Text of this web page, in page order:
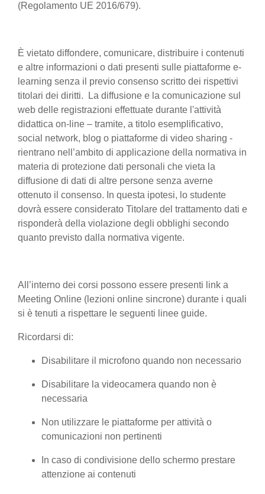
(Regolamento UE 2016/679).
È vietato diffondere, comunicare, distribuire i contenuti
e altre informazioni o dati presenti sulle piattaforme e-
learning senza il previo consenso scritto dei rispettivi
titolari dei diritti. La diffusione e la comunicazione sul
web delle registrazioni effettuate durante l'attività
didattica on-line – tramite, a titolo esemplificativo,
social network, blog o piattaforme di video sharing -
rientrano nell’ambito di applicazione della normativa in
materia di protezione dati personali che vieta la
diffusione di dati di altre persone senza averne
ottenuto il consenso. In questa ipotesi, lo studente
dovrà essere considerato Titolare del trattamento dati e
risponderà della violazione degli obblighi secondo
quanto previsto dalla normativa vigente.
All’interno dei corsi possono essere presenti link a
Meeting Online (lezioni online sincrone) durante i quali
si è tenuti a rispettare le seguenti linee guide.
Ricordarsi di:
Disabilitare il microfono quando non necessario
Disabilitare la videocamera quando non è
necessaria
Non utilizzare le piattaforme per attività o
comunicazioni non pertinenti
In caso di condivisione dello schermo prestare
attenzione ai contenuti